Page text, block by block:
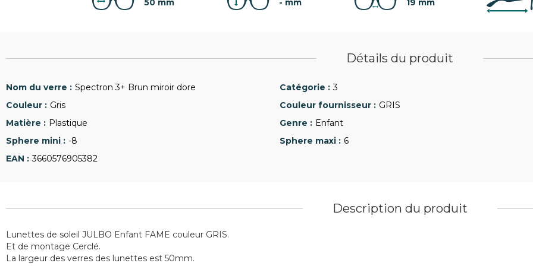
50 mm - mm 19 mm
Détails du produit
Spectron 3+ Brun miroir dore
3
Gris
GRIS
Plastique
Enfant
-8
6
3660576905382
Description du produit
Lunettes de soleil JULBO Enfant FAME couleur GRIS.
Et de montage Cerclé.
La largeur des verres des lunettes est 50mm.